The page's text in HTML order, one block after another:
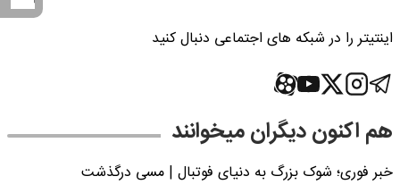
اینتیتر را در شبکه های اجتماعی دنبال کنید
هم اکنون دیگران میخوانند
خبر فوری؛‌ شوک بزرگ به دنیای فوتبال | مسی درگذشت